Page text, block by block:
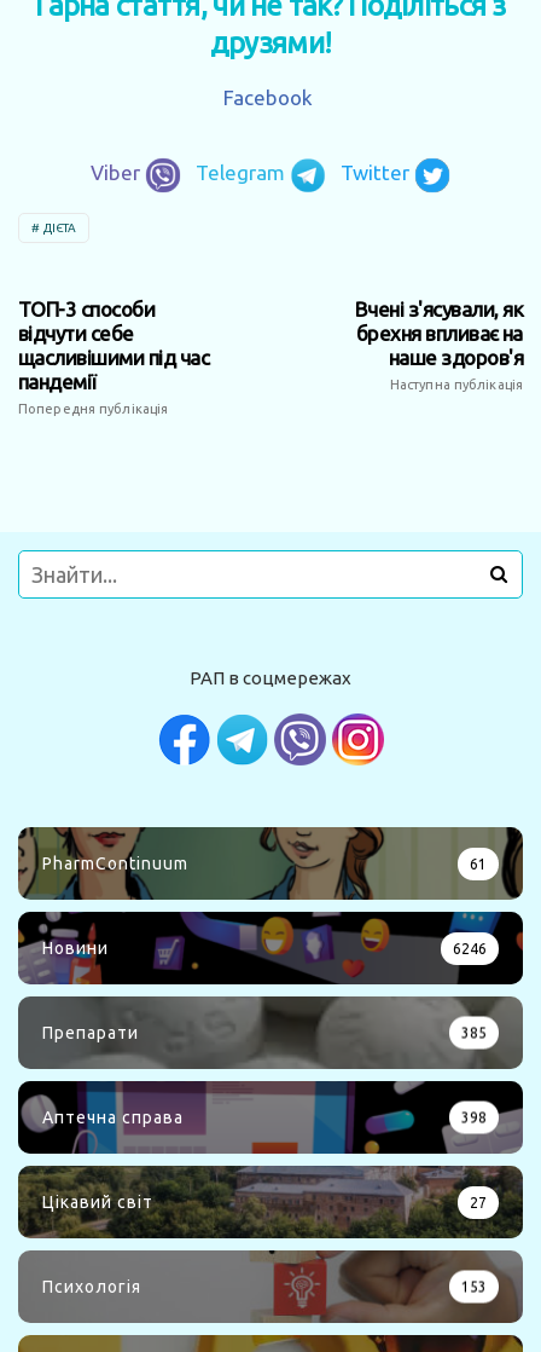
друзями!
Facebook
Viber Telegram Twitter
ДІЄТА
ТОП-3 способи
відчути себе
щасливішими під час
пандемії
Попередня публікація
Вчені з'ясували, як
брехня впливає на
наше здоров'я
Наступна публікація
РАП в соцмережах
PharmContinuum 61
Новини 6246
Препарати 385
Аптечна справа 398
Цікавий світ 27
Психологія 153